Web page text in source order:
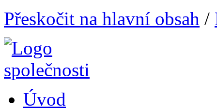
Přeskočit na hlavní obsah /
Úvod